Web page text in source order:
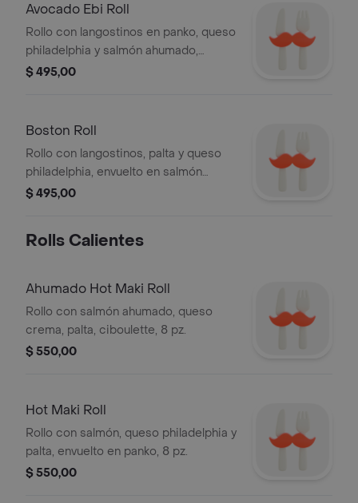
Avocado Ebi Roll
Rollo con langostinos en panko, queso
philadelphia y salmón ahumado,
envuelto en palta, 8 pz.
$ 495,00
Boston Roll
Rollo con langostinos, palta y queso
philadelphia, envuelto en salmón
ahumado, 8 pz.
$ 495,00
Rolls Calientes
Ahumado Hot Maki Roll
Rollo con salmón ahumado, queso
crema, palta, ciboulette, 8 pz.
$ 550,00
Hot Maki Roll
Rollo con salmón, queso philadelphia y
palta, envuelto en panko, 8 pz.
$ 550,00